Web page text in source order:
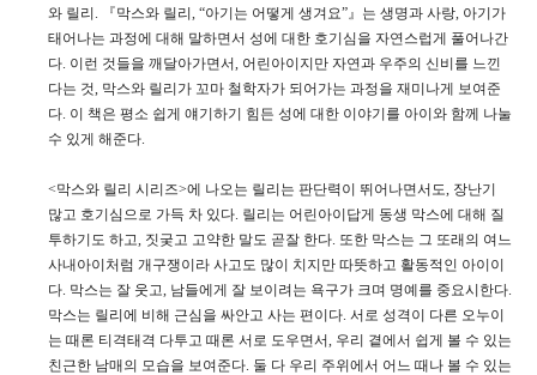
와 릴리. 『막스와 릴리, “아기는 어떻게 생겨요”』는 생명과 사랑, 아기가
태어나는 과정에 대해 말하면서 성에 대한 호기심을 자연스럽게 풀어나간
다. 이런 것들을 깨달아가면서, 어린아이지만 자연과 우주의 신비를 느낀
다는 것, 막스와 릴리가 꼬마 철학자가 되어가는 과정을 재미나게 보여준
다. 이 책은 평소 쉽게 얘기하기 힘든 성에 대한 이야기를 아이와 함께 나눌
수 있게 해준다.
<막스와 릴리 시리즈>에 나오는 릴리는 판단력이 뛰어나면서도, 장난기
많고 호기심으로 가득 차 있다. 릴리는 어린아이답게 동생 막스에 대해 질
투하기도 하고, 짓궂고 고약한 말도 곧잘 한다. 또한 막스는 그 또래의 여느
사내아이처럼 개구쟁이라 사고도 많이 치지만 따뜻하고 활동적인 아이이
다. 막스는 잘 웃고, 남들에게 잘 보이려는 욕구가 크며 명예를 중요시한다.
막스는 릴리에 비해 근심을 싸안고 사는 편이다. 서로 성격이 다른 오누이
는 때론 티격태격 다투고 때론 서로 도우면서, 우리 곁에서 쉽게 볼 수 있는
친근한 남매의 모습을 보여준다. 둘 다 우리 주위에서 어느 때나 볼 수 있는